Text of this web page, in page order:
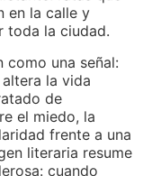
en la calle y
toda la ciudad.
como una señal:
la vida
de
el miedo, la
frente a una
literaria resume
cuando